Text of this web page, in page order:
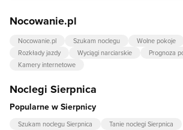
Nocowanie.pl
Nocowanie.pl Szukam noclegu Wolne pokoje
Rozkłady jazdy
Wyciągi narciarskie
Prognoza
Kamery internetowe
Noclegi Sierpnica
Popularne w Sierpnicy
Szukam noclegu Sierpnica
Tanie noclegi Sierpnica